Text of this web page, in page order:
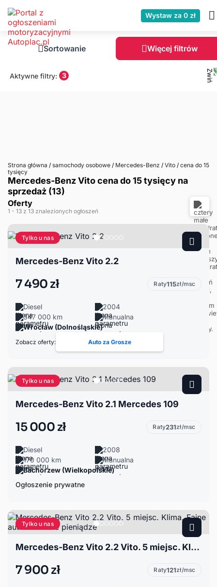
Wystaw za 0 zł
Sortowanie Więcej filtrów
Aktywne filtry: 3
Strona główna / samochody osobowe / Mercedes-Benz / Vito / cena do 15
tysięcy
Mercedes-Benz Vito cena do 15 tysięcy na
sprzedaż (13)
Oferty
1 - 13 z 13 znalezionych ogłoszeń
Tylko u nas
Mercedes-Benz Vito 2.2
7 490 zł Raty115zł/msc
Diesel
2004
347 000 km
Manualna
Wrocław (Dolnośląskie)
Zobacz oferty: Auto za Grosze
Tylko u nas
Mercedes-Benz Vito 2.1 Mercedes 109
15 000 zł Raty231zł/msc
Diesel
2008
170 000 km
Manualna
Bachorzew (Wielkopolskie)
Ogłoszenie prywatne
Tylko u nas
Mercedes-Benz Vito 2.2 Vito. 5 miejsc. Klima. Fajne autko za małe pieniądze
7 900 zł Raty121zł/msc